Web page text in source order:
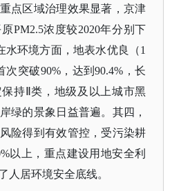
点区域治理效果显著，京津
PM2.5浓度较2020年分别下
水环境方面，地表水优良（1
次突破90%，达到90.4%，长
持Ⅱ类，地级及以上城市黑
绿的景象日益普遍。其四，
险得到有效管控，受污染耕
以上，重点建设用地安全利
人居环境安全底线。